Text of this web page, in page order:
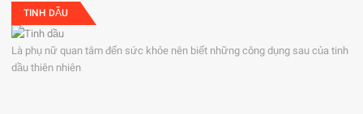
TINH DẦU
Là phụ nữ quan tâm đến sức khỏe nên biết những công dụng sau của tinh
dầu thiên nhiên